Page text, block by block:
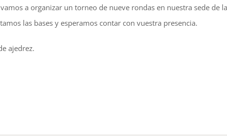
a organizar un torneo de nueve rondas en nuestra sede de
las bases y esperamos contar con vuestra presencia.
ajedrez.